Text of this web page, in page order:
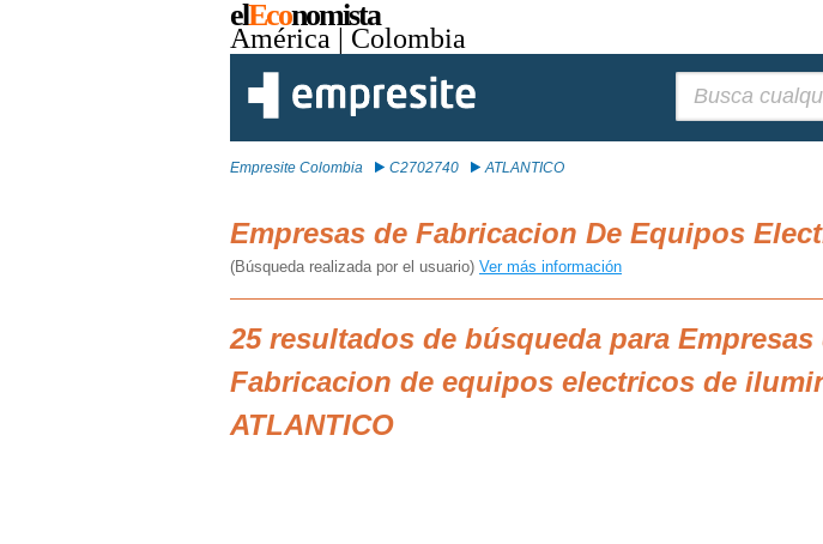
elEconomista
América | Colombia
Empresite Colombia C2702740 ATLANTICO
Empresas de Fabricacion De Equipos
(Búsqueda realizada por el usuario) Ver más información
25 resultados de búsqueda para Empresas
Fabricacion de equipos electricos de
ATLANTICO